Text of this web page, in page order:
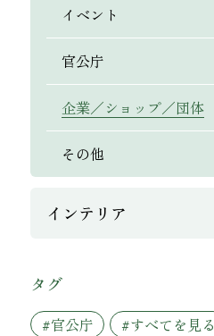
イベント
官公庁
企業／ショップ／団体
その他
インテリア
タグ
#官公庁 #すべてを見る